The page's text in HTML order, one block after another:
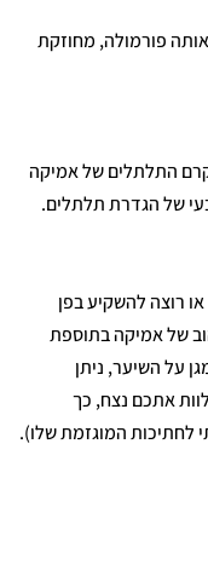
פורמולה, מחוזקת
קרם התלתלים של אמיקה
של הגדרת תלתלים.
רוצה להשקיע בפן
של אמיקה בתוספת
על השיער, ניתן
אתכם נצח, כך
לחתיכות המוגזמת שלו).